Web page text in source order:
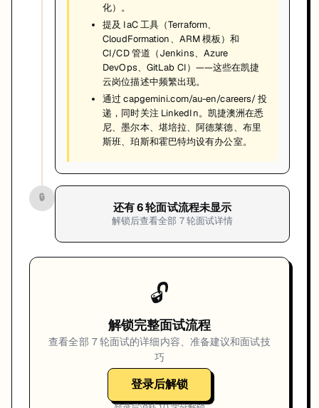
化）。
提及 IaC 工具（Terraform、
CloudFormation、ARM 模板）和
CI/CD 管道（Jenkins、Azure
DevOps、GitLab CI）——这些在凯捷
云岗位描述中频繁出现。
通过 capgemini.com/au-en/careers/ 投
递，同时关注 LinkedIn。凯捷澳洲在悉
尼、墨尔本、堪培拉、阿德莱德、布里
斯班、珀斯和霍巴特均设有办公室。
🔒
还有6轮面试流程未显示
解锁后查看全部 7轮面试详情
🔓
解锁完整面试流程
查看全部 7轮面试的详细内容、准备建议和面试技
巧
登录后解锁